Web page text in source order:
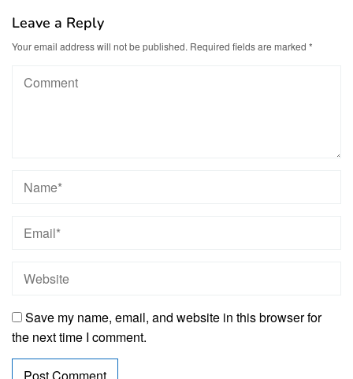
Leave a Reply
Your email address will not be published. Required fields are marked *
Save my name, email, and website in this browser for
the next time I comment.